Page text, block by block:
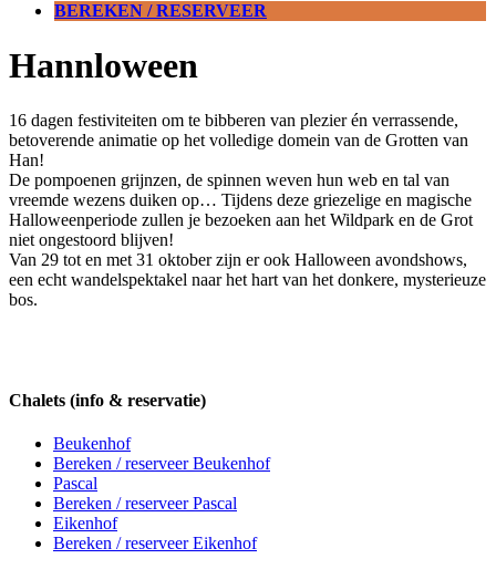
BEREKEN / RESERVEER
Hannloween
16 dagen festiviteiten om te bibberen van plezier én verrassende,
betoverende animatie op het volledige domein van de Grotten van
Han!
De pompoenen grijnzen, de spinnen weven hun web en tal van
vreemde wezens duiken op… Tijdens deze griezelige en magische
Halloweenperiode zullen je bezoeken aan het Wildpark en de Grot
niet ongestoord blijven!
Van 29 tot en met 31 oktober zijn er ook Halloween avondshows,
een echt wandelspektakel naar het hart van het donkere, mysterieuze
bos.
Chalets (info & reservatie)
Beukenhof
Bereken / reserveer Beukenhof
Pascal
Bereken / reserveer Pascal
Eikenhof
Bereken / reserveer Eikenhof